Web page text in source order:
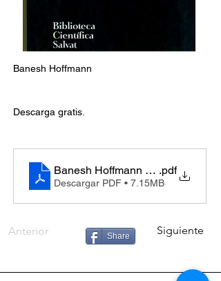
Banesh Hoffmann
Descarga gratis.
Banesh Hoffmann - Einstein
.pdf
Descargar PDF • 7.15MB
Anterior Share Siguiente